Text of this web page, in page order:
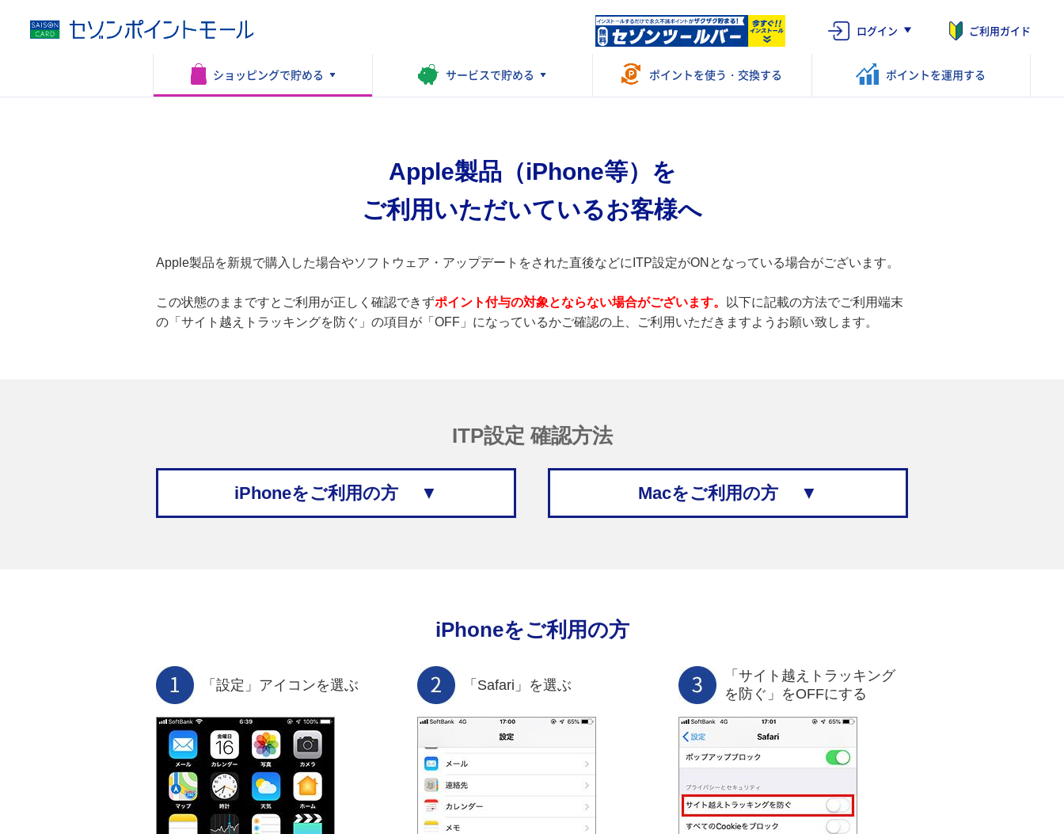
ログイン ご利用ガイド
ショッピングで貯める サービスで貯める ポイントを使う・交換する ポイントを運用する
Apple製品（iPhone等）を
ご利用いただいているお客様へ
Apple製品を新規で購入した場合やソフトウェア・アップデートをされた直後などにITP設定がONとなっている場合がございます。
この状態のままですとご利用が正しく確認できずポイント付与の対象とならない場合がございます。
以下に記載の方法でご利用端末
の「サイト越えトラッキングを防ぐ」の項目が「OFF」になっているかご確認の上、ご利用いただきますようお願い致します。
ITP設定 確認方法
iPhoneをご利用の方 ▼ Macをご利用の方 ▼
iPhoneをご利用の方
「設定」アイコンを選ぶ 「Safari」を選ぶ
「サイト越えトラッキング
を防ぐ」をOFFにする